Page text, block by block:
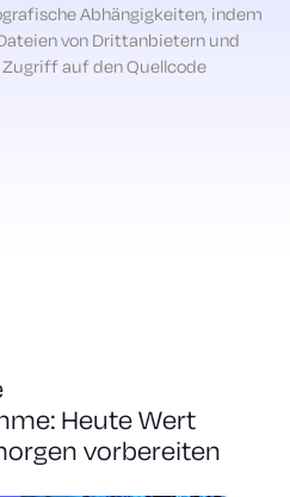
Abhängigkeiten, indem
von Drittanbietern und
auf den Quellcode
Heute Wert
vorbereiten